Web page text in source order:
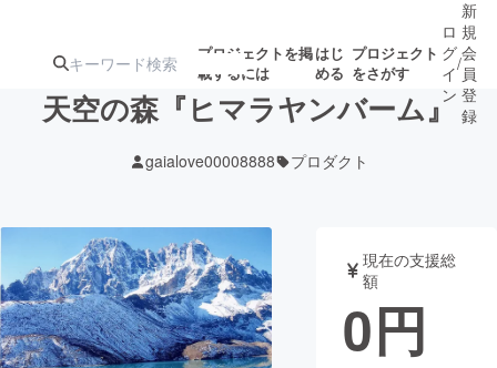
プロジェクトを掲
載するには
はじ
める
プロジェクト
をさがす
アート・写真
テクノロジー・ガジェット ゲーム・サ
ロ
グ
イ
ン
/
新
規
会
員
登
録
天空の森『ヒマラヤンバーム』
gaialove00008888 プロダクト
現在の支援総
額
0円